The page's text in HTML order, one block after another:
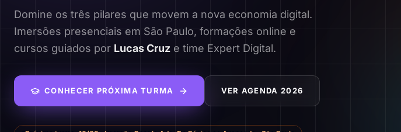
Domine os três pilares que movem a nova economia digital.
Imersões presenciais em São Paulo, formações online e
cursos guiados por Lucas Cruz e time Expert Digital.
CONHECER PRÓXIMA TURMA VER AGENDA 2026